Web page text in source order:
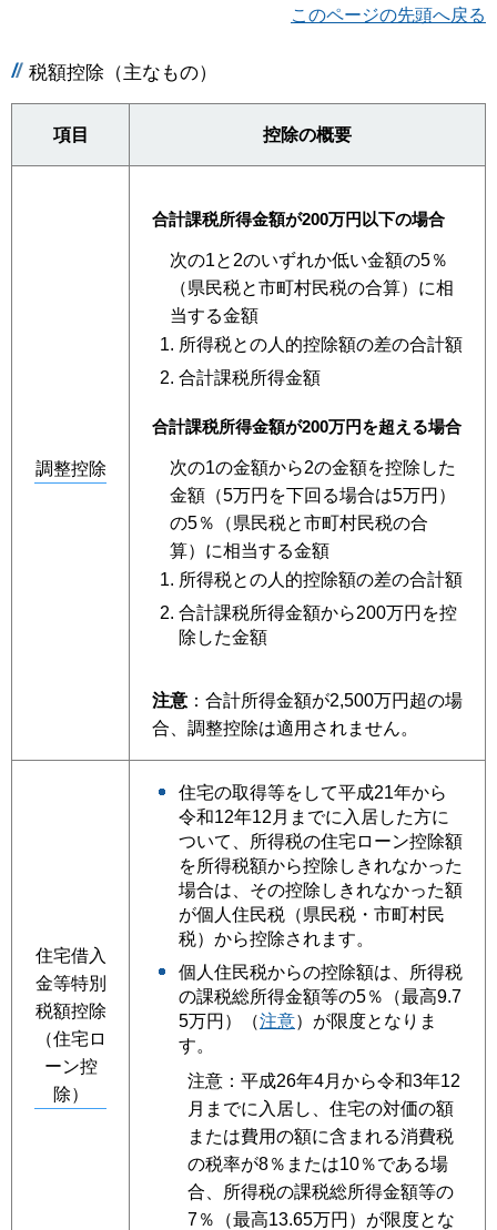
このページの先頭へ戻る
税額控除（主なもの）
項目 控除の概要
調整控除
合計課税所得金額が200万円以下の場合
次の1と2のいずれか低い金額の5％
（県民税と市町村民税の合算）に相
当する金額
所得税との人的控除額の差の合計額
合計課税所得金額
合計課税所得金額が200万円を超える場合
次の1の金額から2の金額を控除した
金額（5万円を下回る場合は5万円）
の5％（県民税と市町村民税の合
算）に相当する金額
所得税との人的控除額の差の合計額
合計課税所得金額から200万円を控
除した金額
注意 ：合計所得金額が2,500万円超の場
合、調整控除は適用されません。
住宅借入
金等特別
税額控除
（住宅ロ
ーン控
除）
住宅の取得等をして平成21年から
令和12年12月までに入居した方に
ついて、所得税の住宅ローン控除額
を所得税額から控除しきれなかった
場合は、その控除しきれなかった額
が個人住民税（県民税・市町村民
税）から控除されます。
個人住民税からの控除額は、所得税
の課税総所得金額等の5％（最高9.7
5万円）（注意）が限度となりま
す。
注意 ：平成26年4月から令和3年12
月までに入居し、住宅の対価の額
または費用の額に含まれる消費税
の税率が8％または10％である場
合、所得税の課税総所得金額等の
7％（最高13.65万円）が限度とな